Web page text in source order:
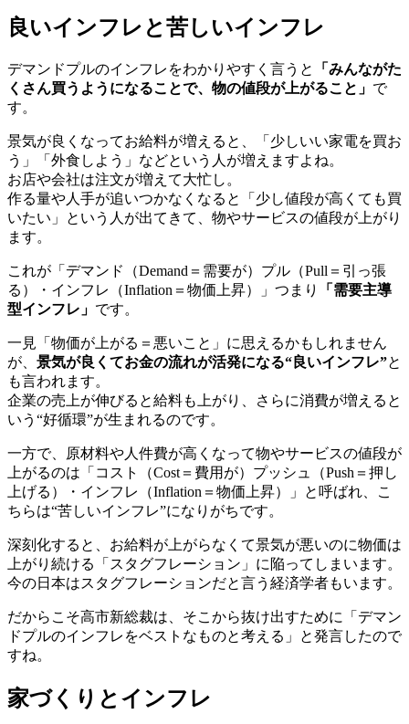
良いインフレと苦しいインフレ
デマンドプルのインフレをわかりやすく言うと
「みんながた
くさん買うようになることで、物の値段が上がること」 で
す。
景気が良くなってお給料が増えると、「少しいい家電を買お
う」「外食しよう」などという人が増えますよね。
お店や会社は注文が増えて大忙し。
作る量や人手が追いつかなくなると「少し値段が高くても買
いたい」という人が出てきて、物やサービスの値段が上がり
ます。
これが「デマンド（Demand＝需要が）プル（Pull＝引っ張
る）・インフレ（Inflation＝物価上昇）」つまり
「需要主導
型インフレ」 です。
一見「物価が上がる＝悪いこと」に思えるかもしれません
が、 景気が良くてお金の流れが活発になる“良いインフレ”と
も言われます。
企業の売上が伸びると給料も上がり、さらに消費が増えると
いう“好循環”が生まれるのです。
一方で、原材料や人件費が高くなって物やサービスの値段が
上がるのは「コスト（Cost＝費用が）プッシュ（Push＝押し
上げる）・インフレ（Inflation＝物価上昇）」と呼ばれ、こ
ちらは“苦しいインフレ”になりがちです。
深刻化すると、お給料が上がらなくて景気が悪いのに物価は
上がり続ける「スタグフレーション」に陥ってしまいます。
今の日本はスタグフレーションだと言う経済学者もいます。
だからこそ高市新総裁は、そこから抜け出すために「デマン
ドプルのインフレをベストなものと考える」と発言したので
すね。
家づくりとインフレ